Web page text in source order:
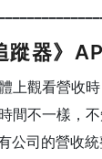
蹤器》
上觀看營收
間不一樣，
公司的營收